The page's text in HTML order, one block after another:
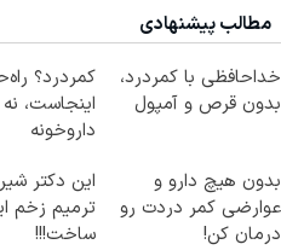
مطالب پیشنهادی
خداحافظی با کمردرد،
بدون قرص و آمپول
کمردرد؟
اینجاست،
داروخونه
بدون هیچ دارو و
عوارضی کمر دردت رو
درمان کن!
این دکتر
ترمیم زخم
ساخت!!!